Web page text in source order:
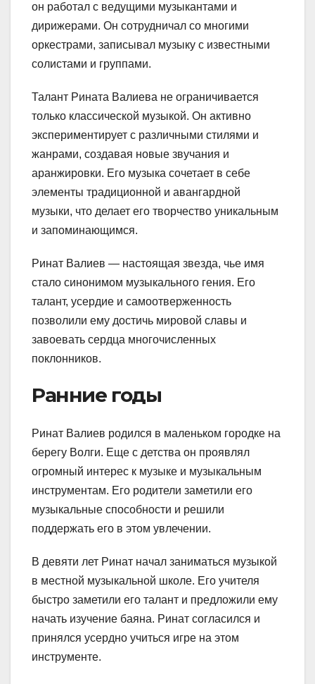
он работал с ведущими музыкантами и
дирижерами. Он сотрудничал со многими
оркестрами, записывал музыку с известными
солистами и группами.
Талант Рината Валиева не ограничивается
только классической музыкой. Он активно
экспериментирует с различными стилями и
жанрами, создавая новые звучания и
аранжировки. Его музыка сочетает в себе
элементы традиционной и авангардной
музыки, что делает его творчество уникальным
и запоминающимся.
Ринат Валиев — настоящая звезда, чье имя
стало синонимом музыкального гения. Его
талант, усердие и самоотверженность
позволили ему достичь мировой славы и
завоевать сердца многочисленных
поклонников.
Ранние годы
Ринат Валиев родился в маленьком городке на
берегу Волги. Еще с детства он проявлял
огромный интерес к музыке и музыкальным
инструментам. Его родители заметили его
музыкальные способности и решили
поддержать его в этом увлечении.
В девяти лет Ринат начал заниматься музыкой
в местной музыкальной школе. Его учителя
быстро заметили его талант и предложили ему
начать изучение баяна. Ринат согласился и
принялся усердно учиться игре на этом
инструменте.